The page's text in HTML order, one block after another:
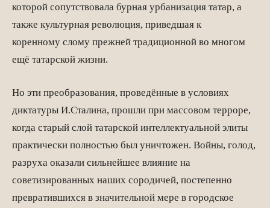
которой сопутствовала бурная урбанизация татар, а
также культурная революция, приведшая к
коренному слому прежней традиционной во многом
ещё татарской жизни.
Но эти преобразования, проведённые в условиях
диктатуры И.Сталина, прошли при массовом терроре,
когда старый слой татарской интеллектуальной элиты
практически полностью был уничтожен. Войны, голод,
разруха оказали сильнейшее влияние на
советизированных наших сородичей, постепенно
превратившихся в значительной мере в городское